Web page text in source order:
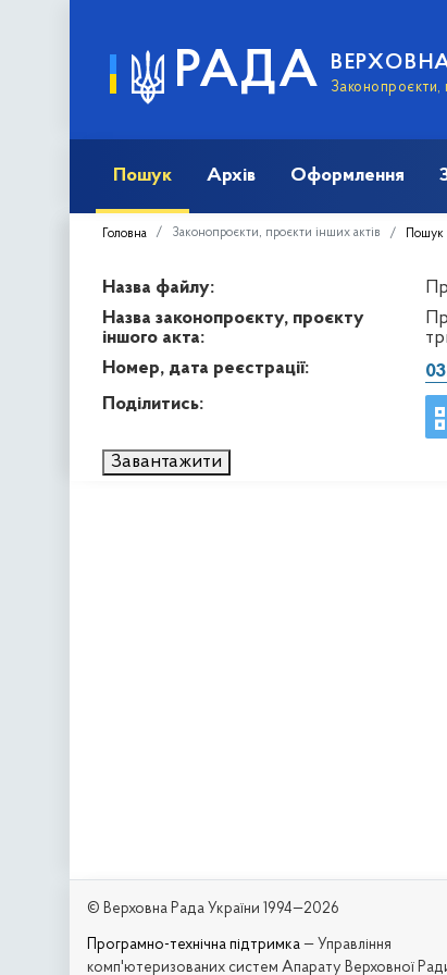
РАДА Законопроєкти,
Пошук Архів Оформлення
Головна Законопроєкти, проєкти інших актів Пошук
Назва файлу:
Назва законопроєкту, проєкту
іншого акта:
Номер, дата реєстрації:
Поділитись:
Завантажити
© Верховна Рада України 1994—2026
Програмно-технічна підтримка — Управління
комп'ютеризованих систем Апарату Верховної